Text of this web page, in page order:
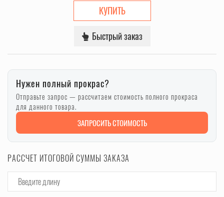
КУПИТЬ
Быстрый заказ
Нужен полный прокрас?
Отправьте запрос — рассчитаем стоимость полного прокраса
для данного товара.
ЗАПРОСИТЬ СТОИМОСТЬ
РАССЧЕТ ИТОГОВОЙ СУММЫ ЗАКАЗА